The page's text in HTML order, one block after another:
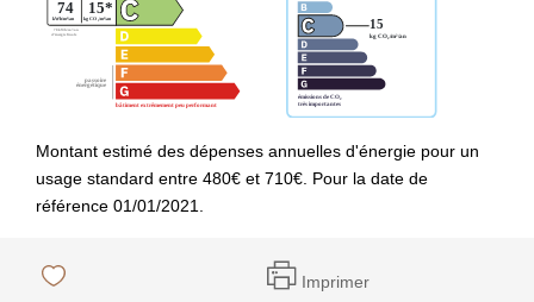
Montant estimé des dépenses annuelles d'énergie pour un
usage standard entre 480€ et 710€. Pour la date de
référence 01/01/2021.
Imprimer